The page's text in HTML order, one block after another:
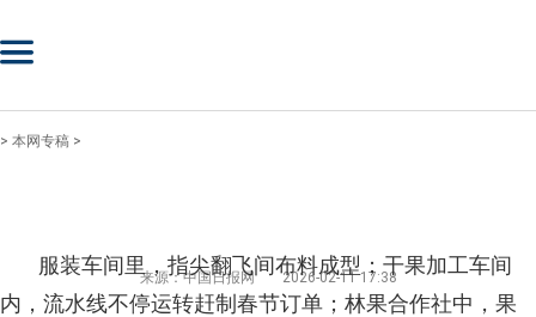
> 本网专稿 >
来源：中国日报网 2026-02-11 17:38
服装车间里，指尖翻飞间布料成型；干果加工车间
内，流水线不停运转赶制春节订单；林果合作社中，果